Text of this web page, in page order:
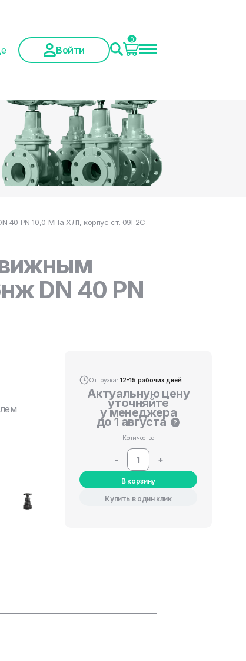
Войти
0
40 PN 10,0 МПа ХЛ1, корпус ст. 09Г2С
DN 40 PN
Отгрузка: 12-15 рабочих дней
Актуальную цену
уточняйте
у менеджера
до 1 августа ?
Количество
- +
В корзину
Купить в один клик